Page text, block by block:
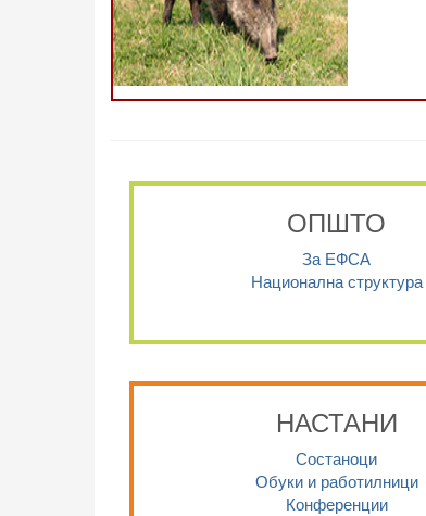
ОПШТО
За ЕФСА
Национална структура
НАСТАНИ
Состаноци
Обуки и работилници
Конференции